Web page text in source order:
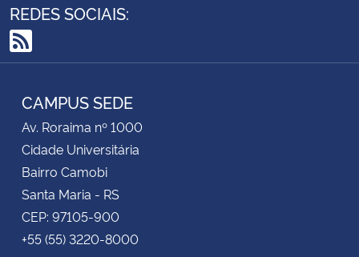
REDES SOCIAIS:
RSS
CAMPUS SEDE
Av. Roraima nº 1000
Cidade Universitária
Bairro Camobi
Santa Maria - RS
CEP: 97105-900
+55 (55) 3220-8000